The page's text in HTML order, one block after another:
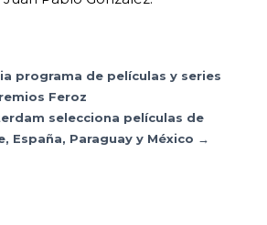
programa de películas y series
Feroz
selecciona películas de
España, Paraguay y México →